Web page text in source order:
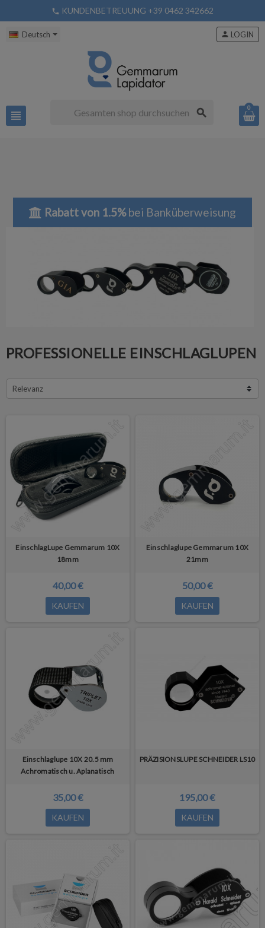
phone KUNDENBETREUUNG +39 0462 342662
Deutsch
view_headline search
person LOGIN
0
Rabatt von 1.5%bei Banküberweisung
PROFESSIONELLE EINSCHLAGLUPEN
Relevanz
EinschlagLupe Gemmarum 10X
18mm
40,00 €
KAUFEN
Einschlaglupe Gemmarum 10X
21mm
50,00 €
KAUFEN
Einschlaglupe 10X 20.5 mm
Achromatisch u. Aplanatisch
35,00 €
KAUFEN
PRÄZISIONSLUPE SCHNEIDER LS10
195,00 €
KAUFEN